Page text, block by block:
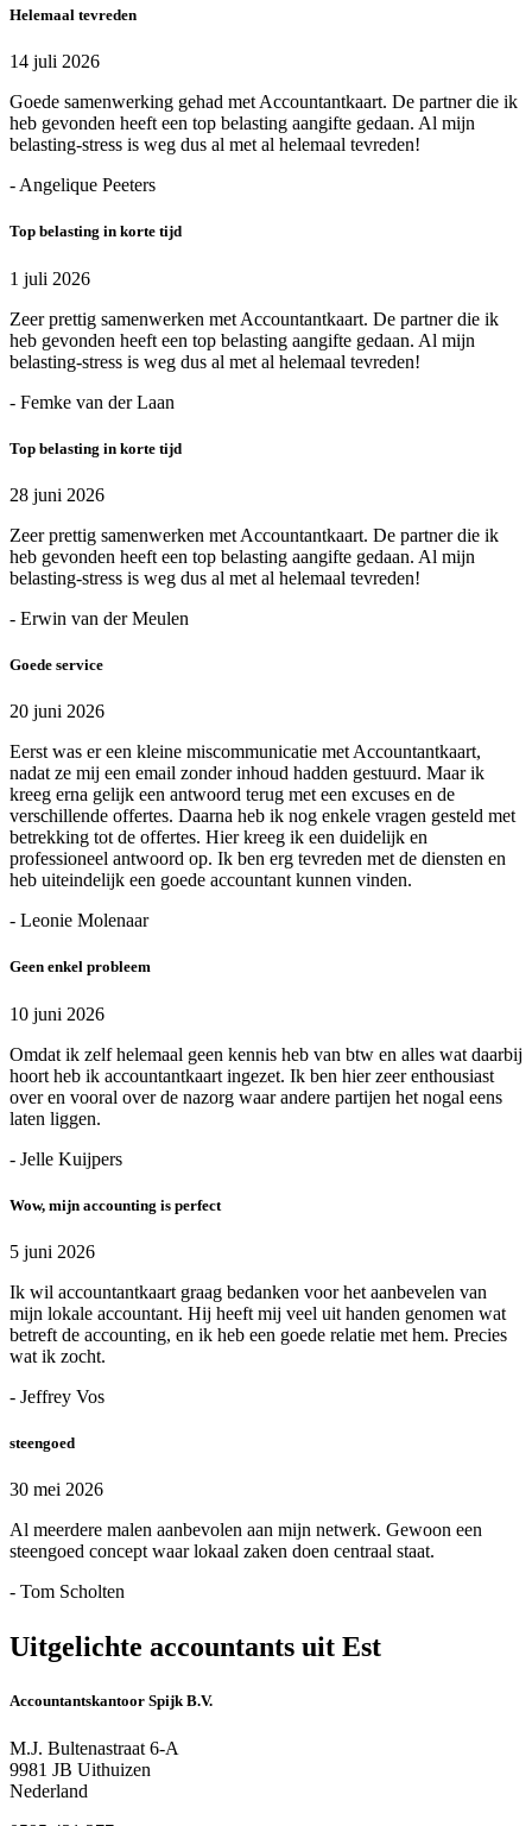
Helemaal tevreden
14 juli 2026
Goede samenwerking gehad met Accountantkaart. De partner die ik
heb gevonden heeft een top belasting aangifte gedaan. Al mijn
belasting-stress is weg dus al met al helemaal tevreden!
- Angelique Peeters
Top belasting in korte tijd
1 juli 2026
Zeer prettig samenwerken met Accountantkaart. De partner die ik
heb gevonden heeft een top belasting aangifte gedaan. Al mijn
belasting-stress is weg dus al met al helemaal tevreden!
- Femke van der Laan
Top belasting in korte tijd
28 juni 2026
Zeer prettig samenwerken met Accountantkaart. De partner die ik
heb gevonden heeft een top belasting aangifte gedaan. Al mijn
belasting-stress is weg dus al met al helemaal tevreden!
- Erwin van der Meulen
Goede service
20 juni 2026
Eerst was er een kleine miscommunicatie met Accountantkaart,
nadat ze mij een email zonder inhoud hadden gestuurd. Maar ik
kreeg erna gelijk een antwoord terug met een excuses en de
verschillende offertes. Daarna heb ik nog enkele vragen gesteld met
betrekking tot de offertes. Hier kreeg ik een duidelijk en
professioneel antwoord op. Ik ben erg tevreden met de diensten en
heb uiteindelijk een goede accountant kunnen vinden.
- Leonie Molenaar
Geen enkel probleem
10 juni 2026
Omdat ik zelf helemaal geen kennis heb van btw en alles wat daarbij
hoort heb ik accountantkaart ingezet. Ik ben hier zeer enthousiast
over en vooral over de nazorg waar andere partijen het nogal eens
laten liggen.
- Jelle Kuijpers
Wow, mijn accounting is perfect
5 juni 2026
Ik wil accountantkaart graag bedanken voor het aanbevelen van
mijn lokale accountant. Hij heeft mij veel uit handen genomen wat
betreft de accounting, en ik heb een goede relatie met hem. Precies
wat ik zocht.
- Jeffrey Vos
steengoed
30 mei 2026
Al meerdere malen aanbevolen aan mijn netwerk. Gewoon een
steengoed concept waar lokaal zaken doen centraal staat.
- Tom Scholten
Uitgelichte accountants uit Est
Accountantskantoor Spijk B.V.
M.J. Bultenastraat 6-A
9981 JB Uithuizen
Nederland